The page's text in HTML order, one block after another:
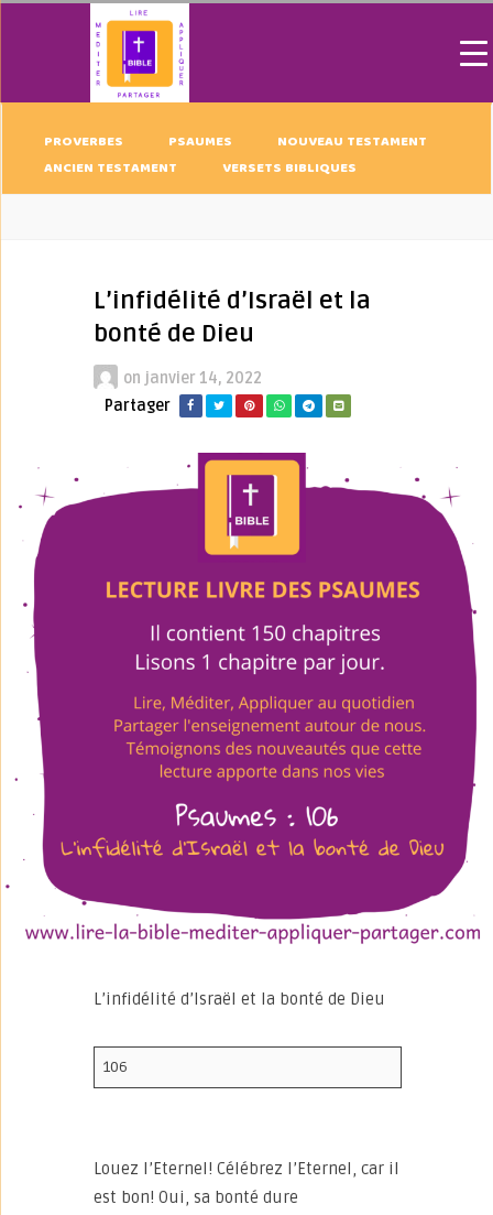
PROVERBES PSAUMES
NOUVEAU TESTAMENT
ANCIEN TESTAMENT
VERSETS BIBLIQUES
L’infidélité d’Israël et la
bonté de Dieu
on janvier 14, 2022
Partager
L’infidélité d’Israël et la bonté de Dieu
106
Louez l’Eternel! Célébrez l’Eternel, car il
est bon! Oui, sa bonté dure